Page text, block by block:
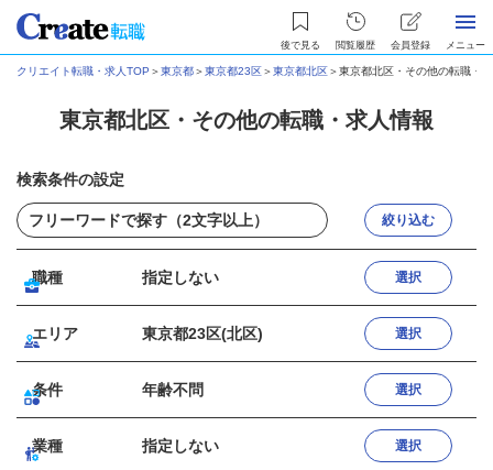
後で見る 閲覧履歴 会員登録 メニュー
クリエイト転職・求人TOP ＞東京都＞東京都23区＞東京都北区＞東京都北区・その他の転職・
東京都北区・その他の転職・求人情報
検索条件の設定
絞り込む
職種 指定しない 選択
エリア 東京都23区(北区) 選択
条件 年齢不問 選択
業種 指定しない 選択